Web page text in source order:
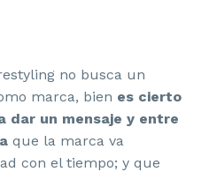
no busca un
marca, bien es cierto
dar un mensaje y entre
que la marca va
con el tiempo; y que